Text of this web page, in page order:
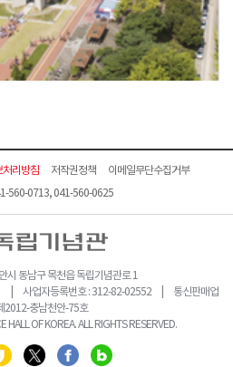
처리방침 저작권정책
이메일무단수집거부
560-0713, 041-560-0625
시 동남구 목천읍 독립기념관로 1
| 사업자등록번호 : 312-82-02552 | 통신판매업
2012-충남천안-75호
OF KOREA. ALL RIGHTS RESERVED.